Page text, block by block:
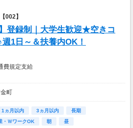
無料駐車場あり)
浜市南区浦舟町4-57
002】
登録制｜大学生歓迎★空きコ
1日～＆扶養内OK！
費規定支給
給が異なります。
発可）
町
1ヵ月以内 3ヵ月以内
長期
・ＷワークOK 朝 昼